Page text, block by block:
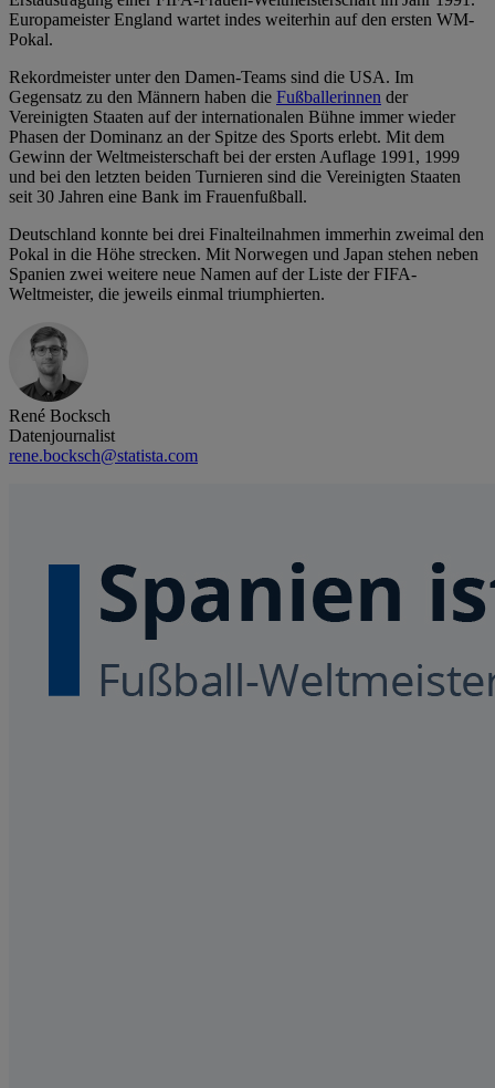
Europameister England wartet indes weiterhin auf den ersten WM-
Pokal.
Rekordmeister unter den Damen-Teams sind die USA. Im
Gegensatz zu den Männern haben die Fußballerinnen der
Vereinigten Staaten auf der internationalen Bühne immer wieder
Phasen der Dominanz an der Spitze des Sports erlebt. Mit dem
Gewinn der Weltmeisterschaft bei der ersten Auflage 1991, 1999
und bei den letzten beiden Turnieren sind die Vereinigten Staaten
seit 30 Jahren eine Bank im Frauenfußball.
Deutschland konnte bei drei Finalteilnahmen immerhin zweimal den
Pokal in die Höhe strecken. Mit Norwegen und Japan stehen neben
Spanien zwei weitere neue Namen auf der Liste der FIFA-
Weltmeister, die jeweils einmal triumphierten.
René Bocksch
Datenjournalist
rene.bocksch@statista.com